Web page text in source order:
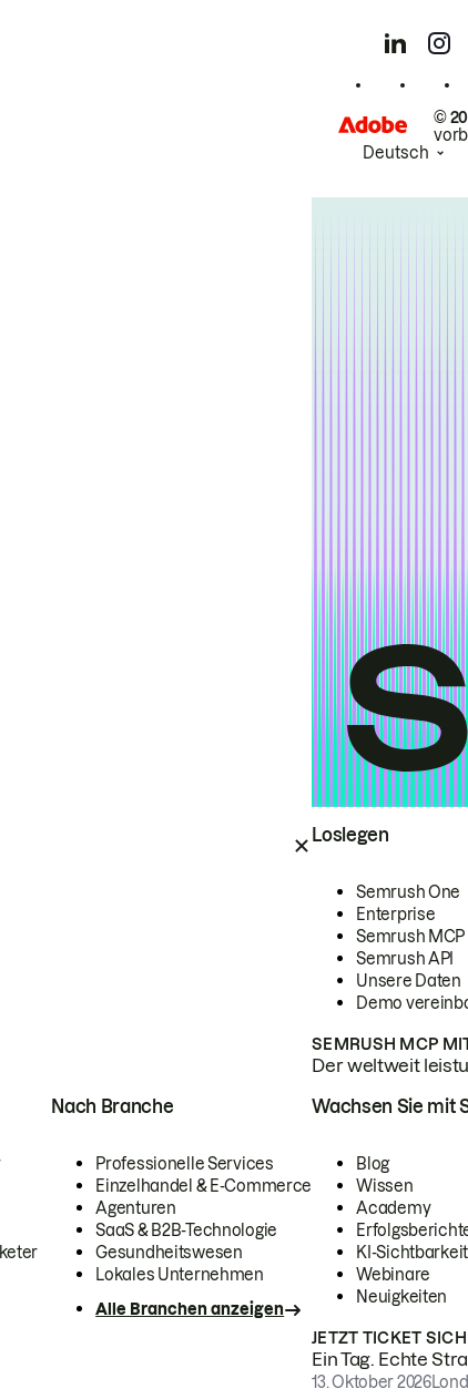
Loslegen
Semrush One
Enterprise
Semrush MCP
Semrush API
Unsere Daten
Demo
SEMRUSH MCP
Der weltweit
Nach Branche
Professionelle Services
Einzelhandel & E-Commerce
Agenturen
SaaS & B2B-Technologie
Gesundheitswesen
Lokales Unternehmen
Alle Branchen anzeigen
Wachsen Sie mit
Blog
Wissen
Academy
KI-
Webinare
Neuigkeiten
JETZT TICKET
Ein Tag. Echte
13. Oktober 2026
©
Deutsch